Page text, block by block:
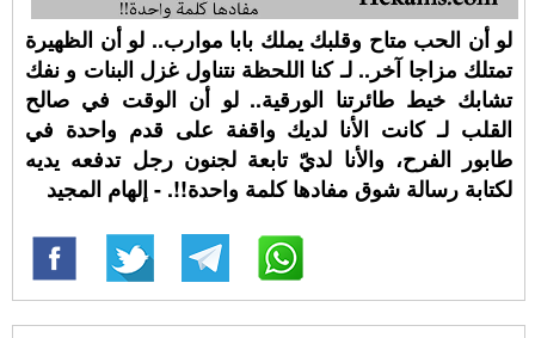
لو أن الحب متاح وقلبك يملك بابا موارب.. لو أن الظهيرة
تمتلك مزاجا آخر.. لـ كنا اللحظة نتناول غزل البنات و نفك
تشابك خيط طائرتنا الورقية.. لو أن الوقت في صالح
القلب لـ كانت الأنا لديك واقفة على قدم واحدة في
طابور الفرح، والأنا لديّ تابعة لجنون رجل تدفعه يديه
لكتابة رسالة شوق مفادها كلمة واحدة!!. - إلهام المجيد